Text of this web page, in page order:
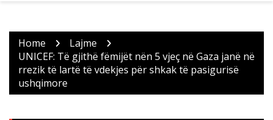
Home
Lajme
UNICEF: Të gjithë fëmijët nën 5 vjeç në Gaza janë në
rrezik të lartë të vdekjes për shkak të pasigurisë
ushqimore